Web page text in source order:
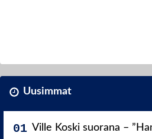
Uusimmat
Ville Koski suorana –